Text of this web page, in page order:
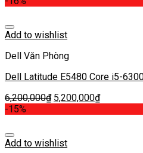
Add to wishlist
Dell Văn Phòng
Dell Latitude E5480 Core i5-
6,200,000₫ 5,200,000₫
-15%
Add to wishlist